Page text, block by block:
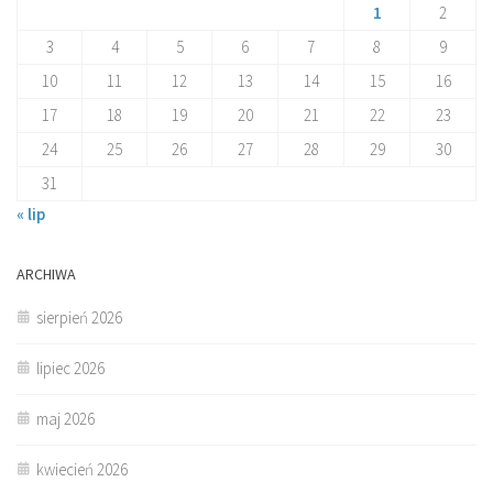
1
2
3
4 5 6 7 8
9
10
11 12 13 14 15
16
17
18 19 20 21 22
23
24
25 26 27 28 29
30
31
« lip
ARCHIWA
sierpień 2026
lipiec 2026
maj 2026
kwiecień 2026